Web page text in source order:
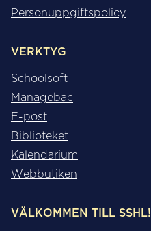
Personuppgiftspolicy
VERKTYG
Schoolsoft
Managebac
E-post
Biblioteket
Kalendarium
Webbutiken
VÄLKOMMEN TILL SSHL!